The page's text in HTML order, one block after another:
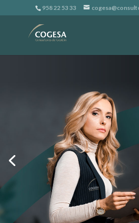
958 22 53 33
Responsabilidad y
Asesoramiento